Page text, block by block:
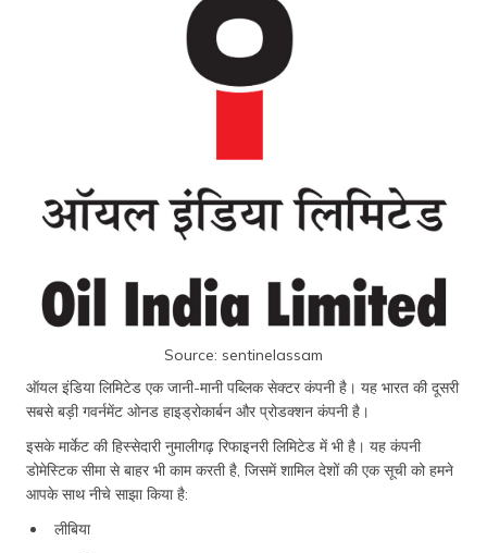
Source: sentinelassam
ऑयल इंडिया लिमिटेड एक जानी-मानी पब्लिक सेक्टर कंपनी है। यह भारत की दूसरी
सबसे बड़ी गवर्नमेंट ओनड हाइड्रोकार्बन और प्रोडक्शन कंपनी है।
इसके मार्केट की हिस्सेदारी नुमालीगढ़ रिफाइनरी लिमिटेड में भी है। यह कंपनी
डोमेस्टिक सीमा से बाहर भी काम करती है, जिसमें शामिल देशों की एक सूची को हमने
आपके साथ नीचे साझा किया है:
लीबिया